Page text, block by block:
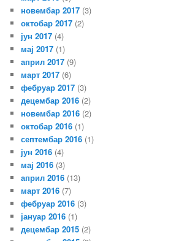
новембар 2017 (3)
октобар 2017 (2)
јун 2017 (4)
мај 2017 (1)
април 2017 (9)
март 2017 (6)
фебруар 2017 (3)
децембар 2016 (2)
новембар 2016 (2)
октобар 2016 (1)
септембар 2016 (1)
јун 2016 (4)
мај 2016 (3)
април 2016 (13)
март 2016 (7)
фебруар 2016 (3)
јануар 2016 (1)
децембар 2015 (2)